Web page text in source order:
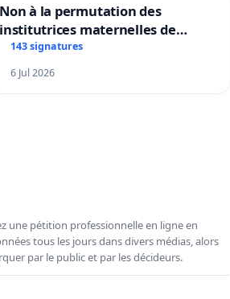
Non à la permutation des
institutrices maternelles de
Bléharies et Laplaigne !
Préservons la stabilité de nos
enfants.
143 signatures
6 Jul 2026
une pétition professionnelle en ligne en
tous les jours dans divers médias, alors
par le public et par les décideurs.